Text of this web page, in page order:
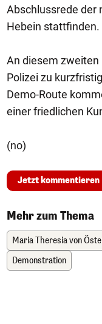
Abschlussrede der
Hebein stattfinden.
An diesem
Polizei zu
Demo-Route
einer friedlichen
(no)
Jetzt kommentieren
Mehr zum Thema
Maria Theresia von
Demonstration